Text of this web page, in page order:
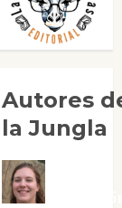
Autores
la Jungla